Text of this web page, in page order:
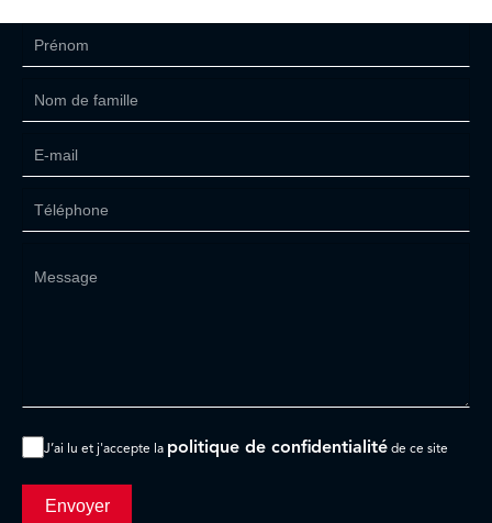
J’ai lu et j'accepte la politique de confidentialité de ce site
Envoyer